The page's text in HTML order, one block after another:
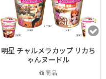
明星 チャルメラカップ リカち
ゃんヌードル
商品